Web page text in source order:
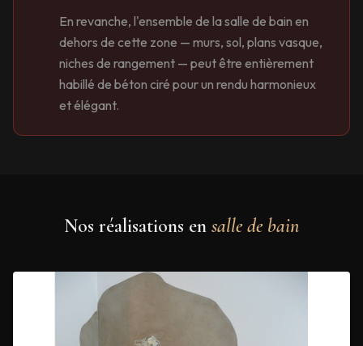
En revanche, l'ensemble de la salle de bain en
dehors de cette zone — murs, sol, plans vasque,
niches de rangement — peut être entièrement
habillé de béton ciré pour un rendu harmonieux
et élégant.
Nos réalisations en salle de bain